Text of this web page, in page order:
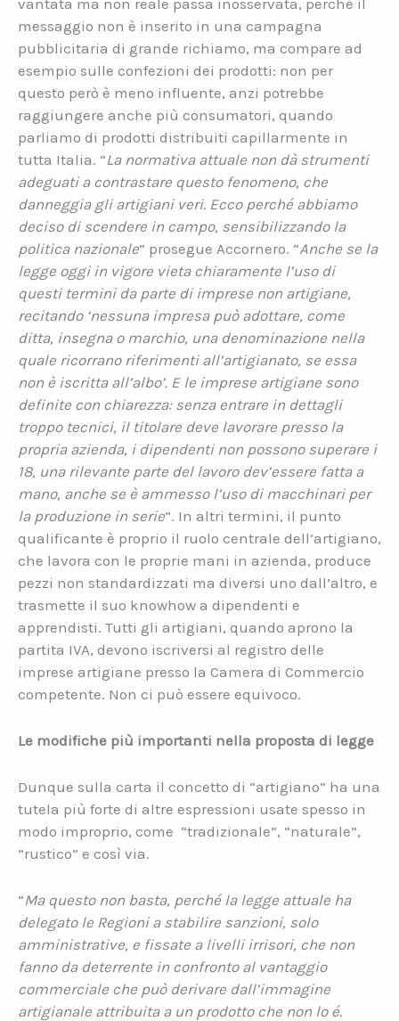
messaggio non è inserito in una campagna
pubblicitaria di grande richiamo, ma compare ad
esempio sulle confezioni dei prodotti: non per
questo però è meno influente, anzi potrebbe
raggiungere anche più consumatori, quando
parliamo di prodotti distribuiti capillarmente in
tutta Italia. “La normativa attuale non dà strumenti
adeguati a contrastare questo fenomeno, che
danneggia gli artigiani veri. Ecco perché abbiamo
deciso di scendere in campo, sensibilizzando la
politica nazionale” prosegue Accornero. “Anche se la
legge oggi in vigore vieta chiaramente l’uso di
questi termini da parte di imprese non artigiane,
recitando ‘nessuna impresa può adottare, come
ditta, insegna o marchio, una denominazione nella
quale ricorrano riferimenti all’artigianato, se essa
non è iscritta all’albo’. E le imprese artigiane sono
definite con chiarezza: senza entrare in dettagli
troppo tecnici, il titolare deve lavorare presso la
propria azienda, i dipendenti non possono superare i
18, una rilevante parte del lavoro dev’essere fatta a
mano, anche se è ammesso l’uso di macchinari per
la produzione in serie”. In altri termini, il punto
qualificante è proprio il ruolo centrale dell’artigiano,
che lavora con le proprie mani in azienda, produce
pezzi non standardizzati ma diversi uno dall’altro, e
trasmette il suo knowhow a dipendenti e
apprendisti. Tutti gli artigiani, quando aprono la
partita IVA, devono iscriversi al registro delle
imprese artigiane presso la Camera di Commercio
competente. Non ci può essere equivoco.
Le modifiche più importanti nella proposta di legge
Dunque sulla carta il concetto di “artigiano” ha una
tutela più forte di altre espressioni usate spesso in
modo improprio, come “tradizionale”, “naturale”,
“rustico” e così via.
“Ma questo non basta, perché la legge attuale ha
delegato le Regioni a stabilire sanzioni, solo
amministrative, e fissate a livelli irrisori, che non
fanno da deterrente in confronto al vantaggio
commerciale che può derivare dall’immagine
artigianale attribuita a un prodotto che non lo é.